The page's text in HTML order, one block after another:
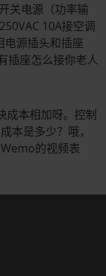
关电源（功率输
10A接空调
电源插头和插座
插座怎么接你老人
成本相加呀。控制
本是多少？哦，
的视频表